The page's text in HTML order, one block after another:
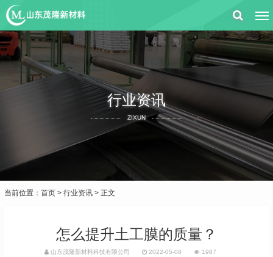
行业资讯
ZIXUN
当前位置： 首页 > 行业资讯 > 正文
怎么提升土工膜的质量？
山东茂隆新材料科技有限公司 2022-05-08 1987